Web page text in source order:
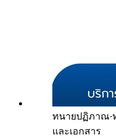
ทนายปฏิภาณ·
และเอกสาร